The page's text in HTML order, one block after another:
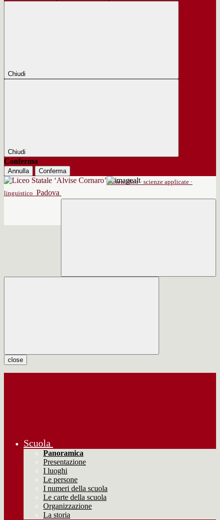
Chiudi
Chiudi
Conferma
Annulla
Conferma
scientifico · scienze applicate ·
linguistico Padova
close
Scuola
Panoramica
Presentazione
I luoghi
Le persone
I numeri della scuola
Le carte della scuola
Organizzazione
La storia